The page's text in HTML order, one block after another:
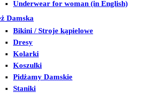
Underwear for woman (in English)
Damska
Bikini / Stroje kąpielowe
Dresy
Kolarki
Koszulki
Pidżamy Damskie
Staniki